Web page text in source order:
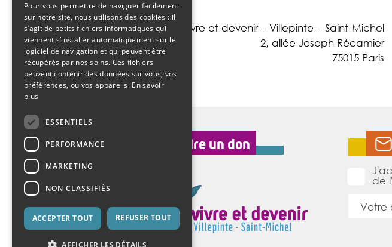
Vivre et devenir – Villepinte – Saint-Michel
2, allée Joseph Récamier
75015 Paris
de
faire un don
Pour vous permettre de naviguer facilement
sur notre site, nous utilisons des cookies : il
s’agit de petits fichiers informatiques qui
viennent s’installer automatiquement sur le
logiciel de navigation et qui peuvent être
récupérés par nos soins. Ces fichiers
peuvent contenir des données sur vous, vos
préférences, ou vos appareils. En savoir
plus
ESSENTIELS
PERFORMANCE
MARKETING
NON CLASSIFIÉS
ACCEPTER TOUT REFUSER TOUT
AFFICHER LES DÉTAILS